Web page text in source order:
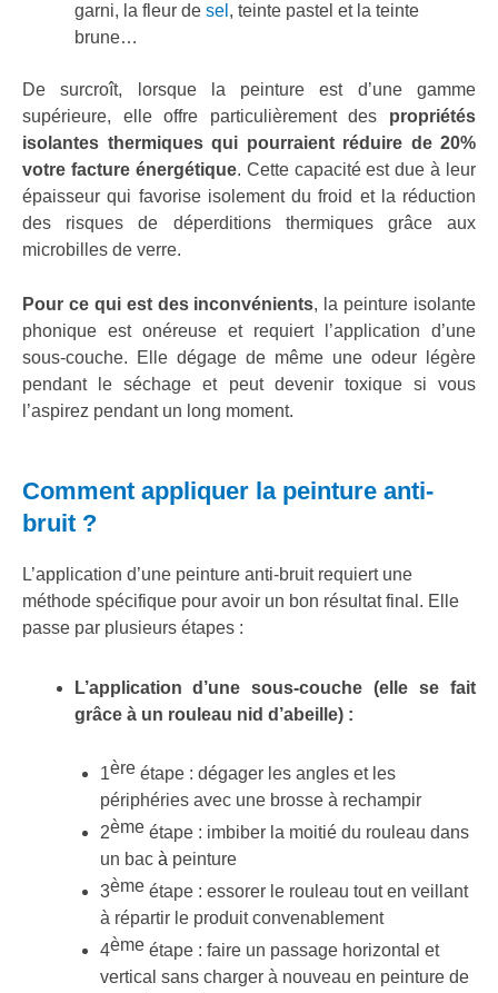
garni, la fleur de sel , teinte pastel et la teinte
brune…
De surcroît, lorsque la peinture est d’une gamme
supérieure, elle offre particulièrement des propriétés
isolantes thermiques qui pourraient réduire de 20%
votre facture énergétique. Cette capacité est due à leur
épaisseur qui favorise isolement du froid et la réduction
des risques de déperditions thermiques grâce aux
microbilles de verre.
Pour ce qui est des inconvénients, la peinture isolante
phonique est onéreuse et requiert l’application d’une
sous-couche. Elle dégage de même une odeur légère
pendant le séchage et peut devenir toxique si vous
l’aspirez pendant un long moment.
Comment appliquer la peinture anti-
bruit ?
L’application d’une peinture anti-bruit requiert une
méthode spécifique pour avoir un bon résultat final. Elle
passe par plusieurs étapes :
L’application d’une sous-couche (elle se fait
grâce à un rouleau nid d’abeille) :
1èreétape : dégager les angles et les
périphéries avec une brosse à rechampir
2èmeétape : imbiber la moitié du rouleau dans
un bac à peinture
3èmeétape : essorer le rouleau tout en veillant
à répartir le produit convenablement
4èmeétape : faire un passage horizontal et
vertical sans charger à nouveau en peinture de